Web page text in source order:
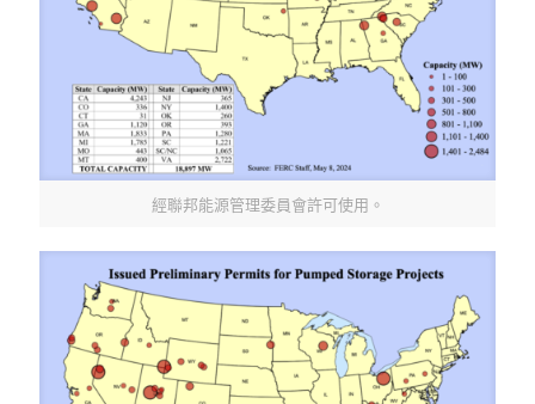
經聯邦能源管理委員會許可使用。